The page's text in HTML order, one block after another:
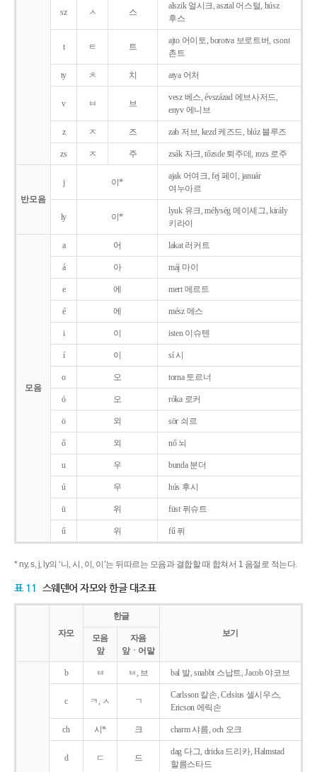
sz ㅅ 스
alszik 얼시크, asztal 어스털, húsz
후스
t ㅌ 트
ajto 어이토, borotva 보로트버, csont
촌트
ty ㅊ 치 atya 어처
v ㅂ 브
vesz 베스, évszázad 에브사저드,
enyv 에니브
z ㅈ 즈 zab 저브, kezd 케즈드, blúz 블루즈
zs ㅈ 주 zsák 자크, tőzsde 퇴주데, rozs 로주
반모음
j 이*
ajak 어여크, fej 페이, január
여누아르
ly 이*
lyuk 유크, mélység 메이셰그, király
키라이
모음
a 어 lakat 러커트
á 아 máj 마이
e 에 mert 메르트
é 에 mész 메스
i 이 isten 이슈텐
í 이 sí 시
o 오 torna 토르너
ó 오 róka 로커
ö 외 sör 쇠르
ő 외 nő 뇌
u 우 bunda 분더
ú 우 hús 후시
ü 위 füst 퓌슈트
ű 위 fű 퓌
* ny, s, j, ly의 ‘니, 시, 이, 이’는 뒤따르는 모음과 결합할 때 합쳐서 1 음절로 적는다.
표 11 스웨덴어 자모와 한글 대조표
자모
한글
보기
모음
앞
자음
앞ㆍ어말
b ㅂ ㅂ, 브 bal 발, snabbt 스납트, Jacob 야코브
c ㅋ, ㅅ ㄱ
Carlsson 칼손, Celsius 셀시우스,
Ericson 에릭손
ch 시* 크 charm 샤름, och 오크
d ㄷ 드
dag 다그, dricka 드리카, Halmstad
할름스타드